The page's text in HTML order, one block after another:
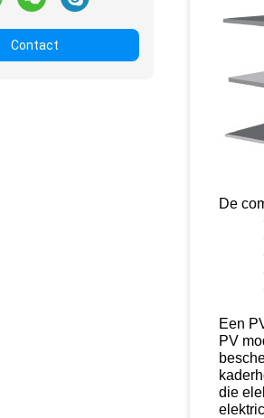
Contact
De
Een
PV
die